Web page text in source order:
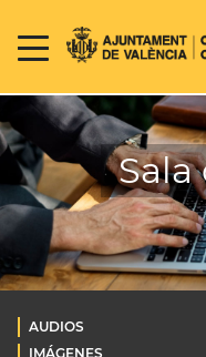
Sala
AUDIOS
IMÁGENES